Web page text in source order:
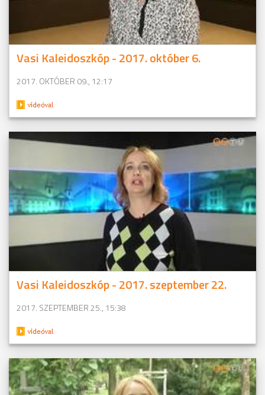
Vasi Kaleidoszkóp - 2017. október 6.
2017. OKTÓBER 09., 12:17
Vasi Kaleidoszkóp - 2017. szeptember 22.
2017. SZEPTEMBER 25., 15:38